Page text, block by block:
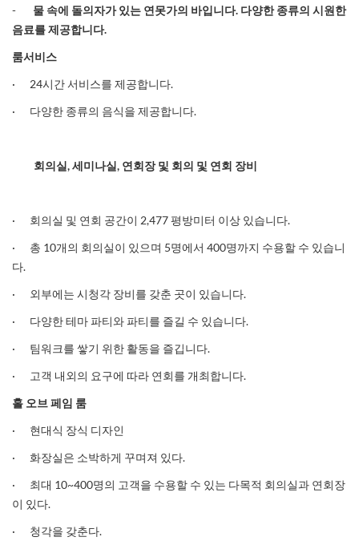
- 물 속에 돌의자가 있는 연못가의 바입니다. 다양한 종류의 시원한
음료를 제공합니다.
룸서비스
· 24시간 서비스를 제공합니다.
· 다양한 종류의 음식을 제공합니다.
회의실,세미나실, 연회장 및 회의 및 연회 장비
· 회의실 및 연회 공간이 2,477 평방미터 이상 있습니다.
· 총 10개의 회의실이 있으며 5명에서 400명까지 수용할 수 있습니
다.
· 외부에는 시청각 장비를 갖춘 곳이 있습니다.
· 다양한 테마 파티와 파티를 즐길 수 있습니다.
· 팀워크를 쌓기 위한 활동을 즐깁니다.
· 고객 내외의 요구에 따라 연회를 개최합니다.
홀 오브페임 룸
· 현대식 장식 디자인
· 화장실은 소박하게 꾸며져 있다.
· 최대 10~400명의 고객을 수용할 수 있는 다목적 회의실과 연회장
이 있다.
· 청각을 갖춘다.